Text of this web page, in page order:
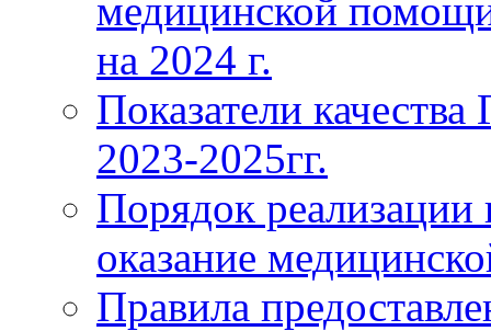
медицинской
на 2024 г.
Показатели
2023-2025гг.
Порядок реализации
оказание
Правила